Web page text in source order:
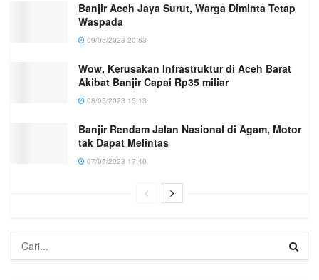
Banjir Aceh Jaya Surut, Warga Diminta Tetap
Waspada
09/05/2023 20:53
Wow, Kerusakan Infrastruktur di Aceh Barat
Akibat Banjir Capai Rp35 miliar
08/05/2023 15:13
Banjir Rendam Jalan Nasional di Agam, Motor
tak Dapat Melintas
07/05/2023 17:40